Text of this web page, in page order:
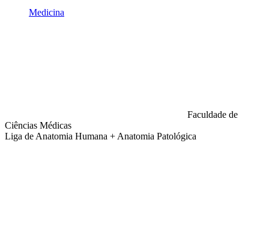
Medicina
Faculdade de
Ciências Médicas
Liga de Anatomia Humana + Anatomia Patológica